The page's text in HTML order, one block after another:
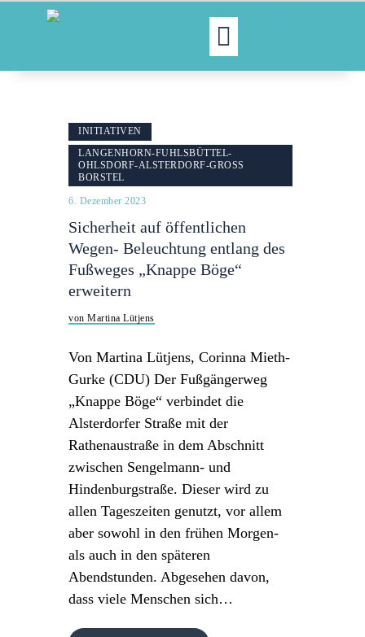
ABGEORDNETE
AKTUELLES
NORDAKTUELL
KONTAKT
PRESSE
INITIATIVEN
LANGENHORN-FUHLSBÜTTEL-
OHLSDORF-ALSTERDORF-GROSS B
ORSTEL
6. Dezember 2023
Sicherheit auf öffentlichen
Wegen- Beleuchtung entlang des
Fußweges „Knappe Böge“
erweitern
von Martina Lütjens
Von Martina Lütjens, Corinna Mieth-
Gurke (CDU) Der Fußgängerweg
„Knappe Böge“ verbindet die
Alsterdorfer Straße mit der
Rathenaustraße in dem Abschnitt
zwischen Sengelmann- und
Hindenburgstraße. Dieser wird zu
allen Tageszeiten genutzt, vor allem
aber sowohl in den frühen Morgen-
als auch in den späteren
Abendstunden. Abgesehen davon,
dass viele Menschen sich…